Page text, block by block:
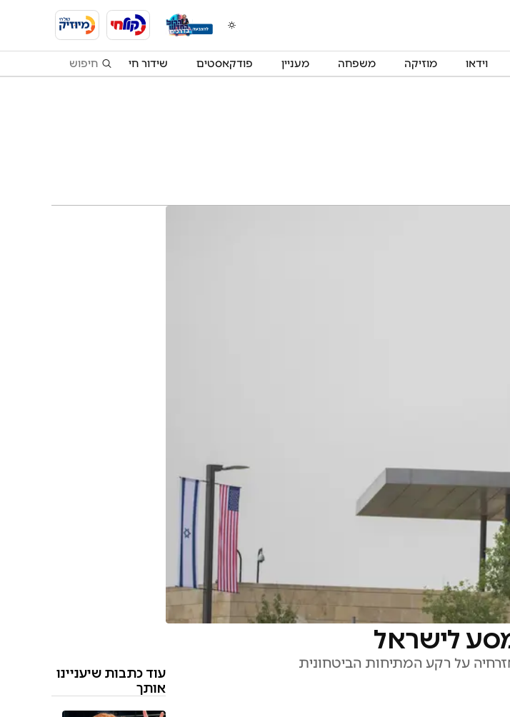
וידאו מוזיקה משפחה מעניין פודקאסטים שידור חי
לישראל
על רקע המתיחות הביטחונית
עוד כתבות שיעניינו
אותך